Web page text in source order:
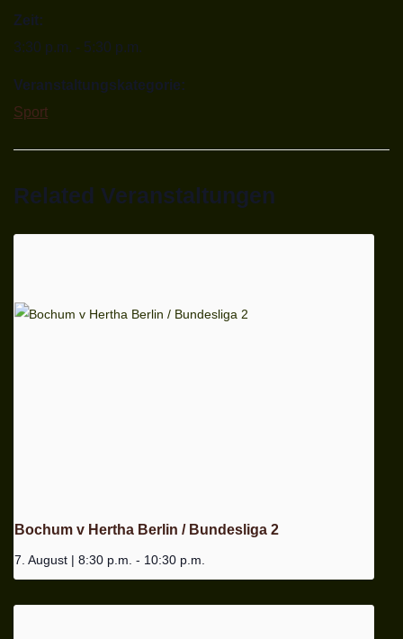
Zeit:
3:30 p.m. - 5:30 p.m.
Veranstaltungskategorie:
Sport
Related Veranstaltungen
Bochum v Hertha Berlin / Bundesliga 2
7. August | 8:30 p.m. - 10:30 p.m.